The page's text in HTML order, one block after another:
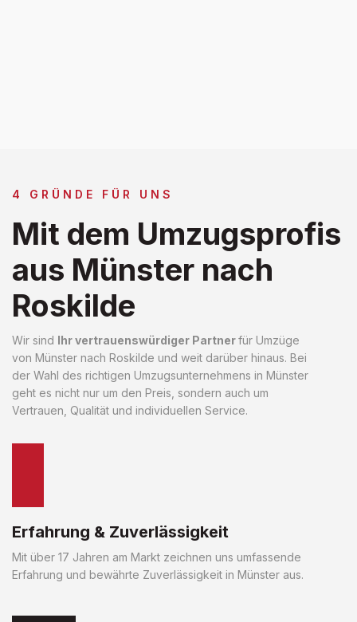
4 GRÜNDE FÜR UNS
Mit dem Umzugsprofis
aus Münster nach
Roskilde
Wir sind Ihr vertrauenswürdiger Partnerfür Umzüge
von Münster nach Roskilde und weit darüber hinaus. Bei
der Wahl des richtigen Umzugsunternehmens in Münster
geht es nicht nur um den Preis, sondern auch um
Vertrauen, Qualität und individuellen Service.
Erfahrung & Zuverlässigkeit
Mit über 17 Jahren am Markt zeichnen uns umfassende
Erfahrung und bewährte Zuverlässigkeit in Münster aus.